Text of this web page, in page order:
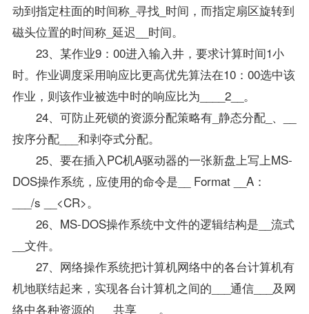
动到指定柱面的时间称_寻找_时间，而指定扇区旋转到
磁头位置的时间称_延迟__时间。
23、某作业9：00进入输入井，要求计算时间1小
时。作业调度采用响应比更高优先算法在10：00选中该
作业，则该作业被选中时的响应比为____2__。
24、可防止死锁的资源分配策略有_静态分配_、__
按序分配___和剥夺式分配。
25、要在插入PC机A驱动器的一张新盘上写上MS-
DOS操作系统，应使用的命令是__ Format __A：
___/s __<CR>。
26、MS-DOS操作系统中文件的逻辑结构是__流式
__文件。
27、网络操作系统把计算机网络中的各台计算机有
机地联结起来，实现各台计算机之间的___通信___及网
络中各种资源的___共享___ 。